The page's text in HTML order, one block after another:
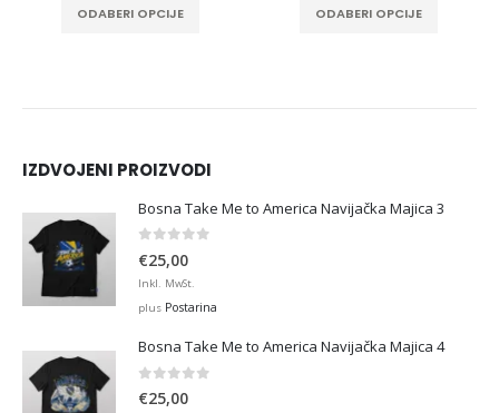
ODABERI OPCIJE ODABERI OPCIJE
IZDVOJENI PROIZVODI
Bosna Take Me to America Navijačka Majica 3
€25,00
Inkl. MwSt.
plus Postarina
Bosna Take Me to America Navijačka Majica 4
0 out of 5
€25,00